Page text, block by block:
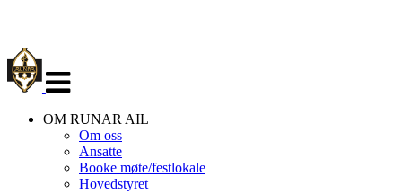
navigasjon
OM RUNAR AIL
Om oss
Ansatte
Booke møte/festlokale
Hovedstyret